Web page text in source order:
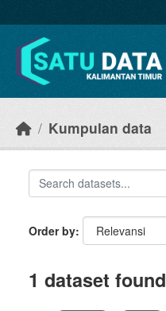
Kumpulan data
Order by
1 dataset found